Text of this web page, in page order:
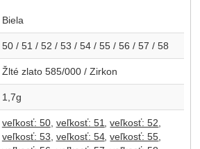
Biela
50 / 51 / 52 / 53 / 54 / 55 / 56 / 57 / 58
Žlté zlato 585/000 / Zirkon
1,7g
veľkosť: 50 veľkosť: 51
veľkosť: 52
veľkosť: 53 veľkosť: 54 veľkosť: 55